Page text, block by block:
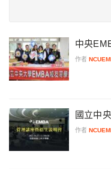
中央
作者
國立中
作者